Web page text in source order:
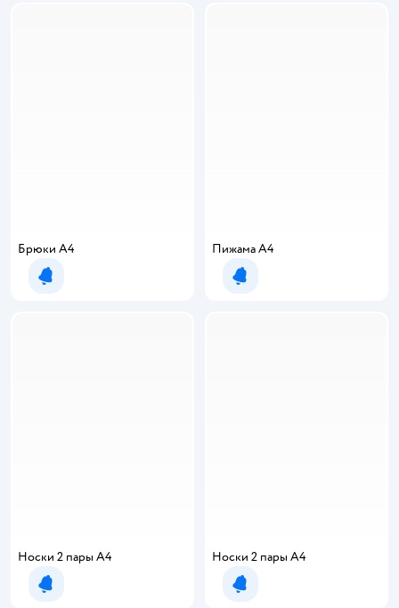
Брюки А4
Уведомить о появлении
Пижама А4
Уведомить о появлении
Носки 2 пары А4
Уведомить о появлении
Носки 2 пары А4
Уведомить о появлении